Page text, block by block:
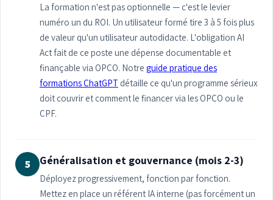
La formation n'est pas optionnelle — c'est le levier
numéro un du ROI. Un utilisateur formé tire 3 à 5 fois plus
de valeur qu'un utilisateur autodidacte. L'obligation AI
Act fait de ce poste une dépense documentable et
finançable via OPCO. Notre guide pratique des
formations ChatGPT détaille ce qu'un programme sérieux
doit couvrir et comment le financer via les OPCO ou le
CPF.
5 Généralisation et gouvernance (mois 2-3)
Déployez progressivement, fonction par fonction.
Mettez en place un référent IA interne (pas forcément un